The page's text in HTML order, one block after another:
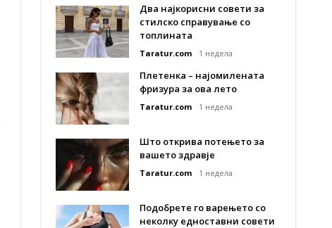
Два најкорисни совети за
стилско справување со
топлината
Taratur.com 1 недела
Плетенка – најомилената
фризура за ова лето
Taratur.com 1 недела
Што открива потењето за
вашето здравје
Taratur.com 1 недела
Подобрете го варењето со
неколку едноставни совети